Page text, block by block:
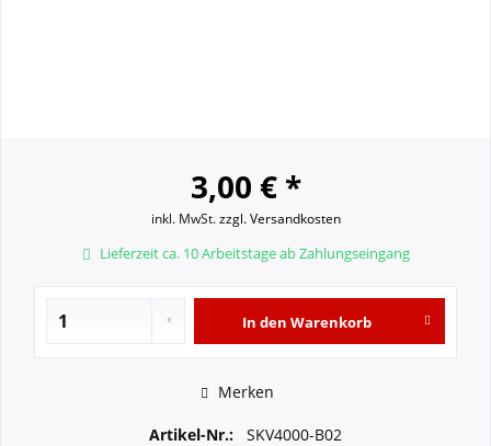
3,00 € *
inkl. MwSt.zzgl. Versandkosten
Lieferzeit ca. 10 Arbeitstage ab Zahlungseingang
In den Warenkorb
Merken
Artikel-Nr.: SKV4000-B02